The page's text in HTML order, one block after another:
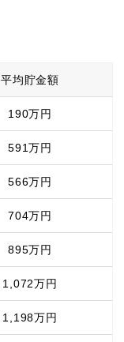
平均貯金額
190万円
591万円
566万円
704万円
895万円
1,072万円
1,198万円